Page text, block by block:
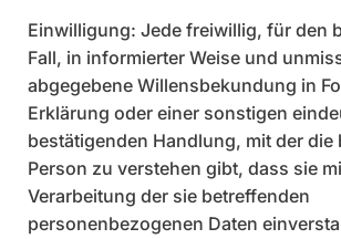
Einwilligung: Jede freiwillig, für den
Fall, in informierter Weise und
abgegebene Willensbekundung in
Erklärung oder einer sonstigen
bestätigenden Handlung, mit der die
Person zu verstehen gibt, dass sie
Verarbeitung der sie betreffenden
personenbezogenen Daten